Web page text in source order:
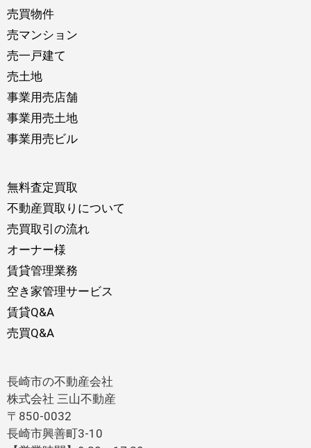
売買物件
売マンション
売一戸建て
売土地
事業用売店舗
事業用売土地
事業用売ビル
無料査定買取
不動産買取りについて
売買取引の流れ
オーナー様
賃貸管理業務
空き家管理サービス
賃貸Q&A
売買Q&A
長崎市の不動産会社
株式会社 三山不動産
〒850-0032
長崎市興善町3-10